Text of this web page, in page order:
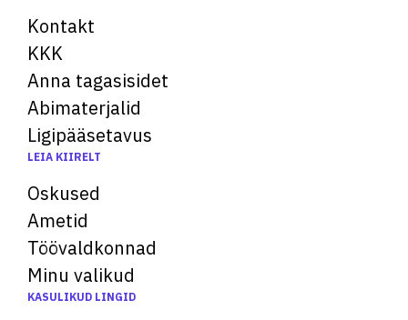
Kontakt
KKK
Anna tagasisidet
Abimaterjalid
Ligipääsetavus
LEIA KIIRELT
Oskused
Ametid
Töövaldkonnad
Minu valikud
KASULIKUD LINGID